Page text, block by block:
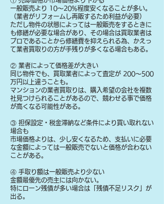
一般販売より 10〜20%程度安くなることが多い。
（業者がリフォームし再販するため利益が必要）
ただし物件の状態によっては一般販売をするときに
も修繕が必要な場合があり、その場合は買取業者は
プロであることから修繕費を抑えられる為、かえっ
て業者買取りの方が手残りが多くなる場合もある。
② 業者によって価格差が大きい
同じ物件でも、買取業者によって査定が 200〜500
万円以上違うことも。
マンションの業者買取りは、購入希望の会社を複数
社見つけられることがあるので、競わせる事で価格
が高くなる可能性がある。
③ 担保設定・税金滞納など条件により買い取れない
場合も
​市場価格よりは、少し安くなるため、支払いに必要
な金額によっては一般販売でないと価格が合わない
ことがある。
④ 手取り額は一般販売より少ない
金額最優先の売主には向かない。
特にローン残債が多い場合は「残債不足リスク」が
出る。